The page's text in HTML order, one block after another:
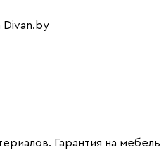
Divan.by
Гарантия на мебель